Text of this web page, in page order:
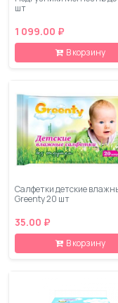
шт
1 099.00 ₽
В корзину
Салфетки детские
Greenty 20 шт
35.00 ₽
В корзину